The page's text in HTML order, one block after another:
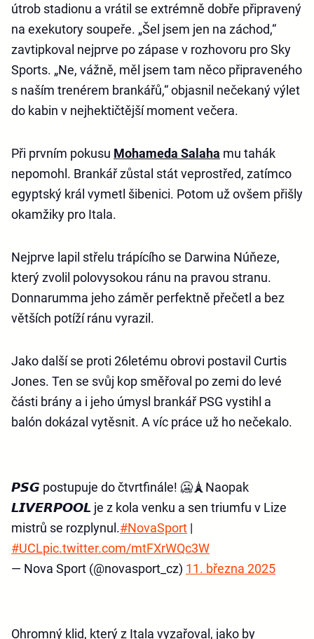
útrob stadionu a vrátil se extrémně dobře připravený
na exekutory soupeře. „Šel jsem jen na záchod,“
zavtipkoval nejprve po zápase v rozhovoru pro Sky
Sports. „Ne, vážně, měl jsem tam něco připraveného
s naším trenérem brankářů,“ objasnil nečekaný výlet
do kabin v nejhektičtější moment večera.
Při prvním pokusu Mohameda Salaha mu tahák
nepomohl. Brankář zůstal stát veprostřed, zatímco
egyptský král vymetl šibenici. Potom už ovšem přišly
okamžiky pro Itala.
Nejprve lapil střelu trápícího se Darwina Núňeze,
který zvolil polovysokou ránu na pravou stranu.
Donnarumma jeho záměr perfektně přečetl a bez
větších potíží ránu vyrazil.
Jako další se proti 26letému obrovi postavil Curtis
Jones. Ten se svůj kop směřoval po zemi do levé
části brány a i jeho úmysl brankář PSG vystihl a
balón dokázal vytěsnit. A víc práce už ho nečekalo.
𝙋𝙎𝙂 postupuje do čtvrtfinále! 🥶🗼Naopak
𝙇𝙄𝙑𝙀𝙍𝙋𝙊𝙊𝙇 je z kola venku a sen triumfu v Lize
mistrů se rozplynul.#NovaSport |
#UCLpic.twitter.com/mtFXrWQc3W
— Nova Sport (@novasport_cz) 11. března 2025
Ohromný klid, který z Itala vyzařoval, jako by